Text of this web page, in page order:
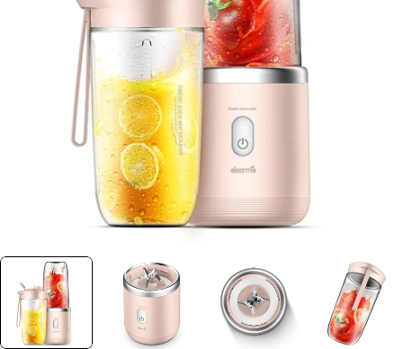
le média 0 dans une fenêtre